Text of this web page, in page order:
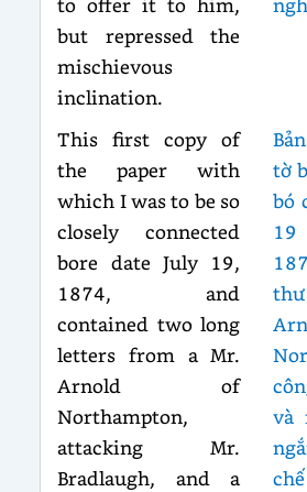
but repressed the
mischievous
inclination.
This first copy of
the paper with
which I was to be so
closely connected
bore date July 19,
1874, and
contained two long
letters from a Mr.
Arnold of
Northampton,
attacking Mr.
Bradlaugh, and a
tờ
bó
và